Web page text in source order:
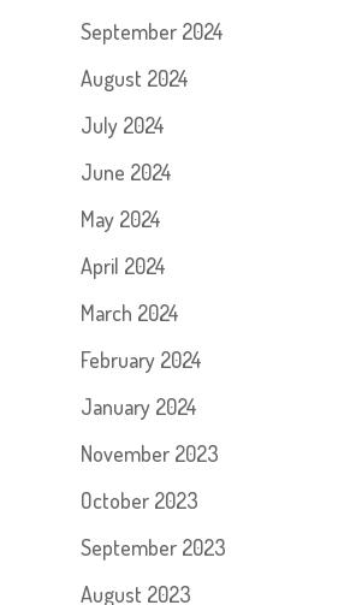
September 2024
August 2024
July 2024
June 2024
May 2024
April 2024
March 2024
February 2024
January 2024
November 2023
October 2023
September 2023
August 2023